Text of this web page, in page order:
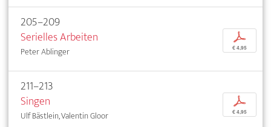
205–209
Serielles Arbeiten
Peter Ablinger
p
€ 4,95
211–213
Singen
Ulf Bästlein, Valentin Gloor
p
€ 4,95